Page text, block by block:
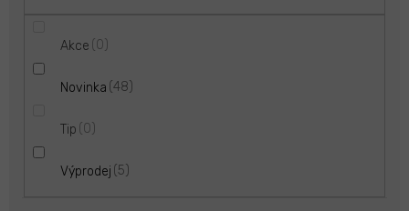
Akce 0
Novinka 48
Tip 0
Výprodej 5